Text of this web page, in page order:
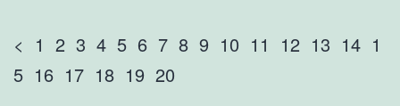
< 1 2 3 4 5 6 7 8 9 10 11 12 13 14 1
5 16 17 18 19 20